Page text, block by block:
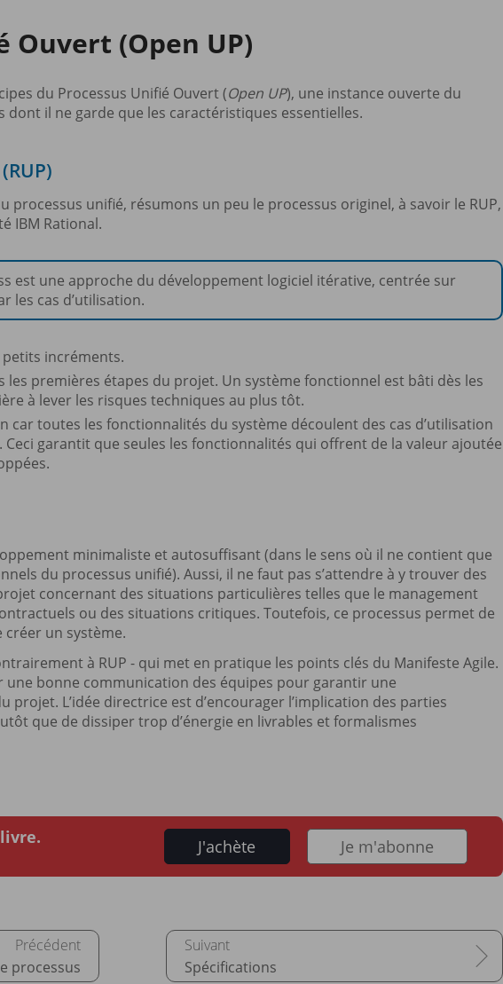
Ouvert (Open UP)
du Processus Unifié Ouvert (Open UP), une instance ouverte du
dont il ne garde que les caractéristiques essentielles.
processus unifié, résumons un peu le processus originel, à savoir le RUP,
IBM Rational.
est une approche du développement logiciel itérative, centrée sur
les cas d’utilisation.
incréments.
les premières étapes du projet. Un système fonctionnel est bâti dès les
à lever les risques techniques au plus tôt.
car toutes les fonctionnalités du système découlent des cas d’utilisation
Ceci garantit que seules les fonctionnalités qui offrent de la valeur ajoutée
minimaliste et autosuffisant (dans le sens où il ne contient que
du processus unifié). Aussi, il ne faut pas s’attendre à y trouver des
concernant des situations particulières telles que le management
ou des situations critiques. Toutefois, ce processus permet de
un système.
à RUP - qui met en pratique les points clés du Manifeste Agile.
une bonne communication des équipes pour garantir une
L’idée directrice est d’encourager l’implication des parties
que de dissiper trop d’énergie en livrables et formalismes
J'achète Je m'abonne
processus Spécifications